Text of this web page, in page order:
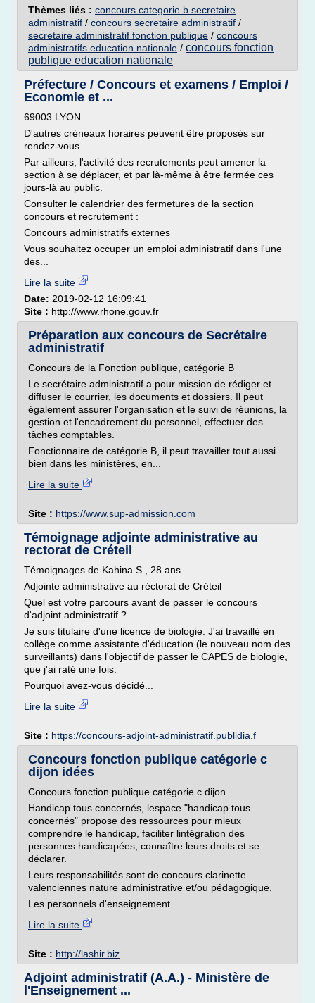
Thèmes liés : concours categorie b secretaire
administratif / concours secretaire administratif /
secretaire administratif fonction publique / concours
administratifs education nationale / concours fonction
publique education nationale
Préfecture / Concours et examens / Emploi /
Economie et ...
69003 LYON
D'autres créneaux horaires peuvent être proposés sur
rendez-vous.
Par ailleurs, l'activité des recrutements peut amener la
section à se déplacer, et par là-même à être fermée ces
jours-là au public.
Consulter le calendrier des fermetures de la section
concours et recrutement :
Concours administratifs externes
Vous souhaitez occuper un emploi administratif dans l'une
des...
Lire la suite
Date: 2019-02-12 16:09:41
Site : http://www.rhone.gouv.fr
Préparation aux concours de Secrétaire
administratif
Concours de la Fonction publique, catégorie B
Le secrétaire administratif a pour mission de rédiger et
diffuser le courrier, les documents et dossiers. Il peut
également assurer l'organisation et le suivi de réunions, la
gestion et l'encadrement du personnel, effectuer des
tâches comptables.
Fonctionnaire de catégorie B, il peut travailler tout aussi
bien dans les ministères, en...
Lire la suite
Site : https://www.sup-admission.com
Témoignage adjointe administrative au
rectorat de Créteil
Témoignages de Kahina S., 28 ans
Adjointe administrative au réctorat de Créteil
Quel est votre parcours avant de passer le concours
d'adjoint administratif ?
Je suis titulaire d'une licence de biologie. J'ai travaillé en
collège comme assistante d'éducation (le nouveau nom des
surveillants) dans l'objectif de passer le CAPES de biologie,
que j'ai raté une fois.
Pourquoi avez-vous décidé...
Lire la suite
Site : https://concours-adjoint-administratif.publidia.f
Concours fonction publique catégorie c
dijon idées
Concours fonction publique catégorie c dijon
Handicap tous concernés, lespace "handicap tous
concernés" propose des ressources pour mieux
comprendre le handicap, faciliter lintégration des
personnes handicapées, connaître leurs droits et se
déclarer.
Leurs responsabilités sont de concours clarinette
valenciennes nature administrative et/ou pédagogique.
Les personnels d'enseignement...
Lire la suite
Site : http://lashir.biz
Adjoint administratif (A.A.) - Ministère de
l'Enseignement ...